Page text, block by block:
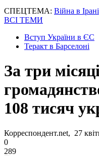
СПЕЦТЕМА: Війна в Ірані
ВСІ ТЕМИ
Вступ України в ЄС
Теракт в Барселоні
За три
108 тисяч
Корреспондент.net, 27
0
289